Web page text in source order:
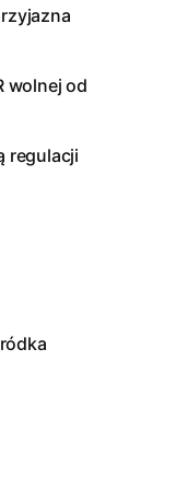
wolnej od
regulacji